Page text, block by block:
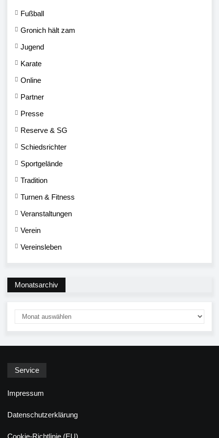
Fußball
Gronich hält zam
Jugend
Karate
Online
Partner
Presse
Reserve & SG
Schiedsrichter
Sportgelände
Tradition
Turnen & Fitness
Veranstaltungen
Verein
Vereinsleben
Monatsarchiv
Service
Impressum
Datenschutzerklärung
Cookie-Richtlinie (EU)